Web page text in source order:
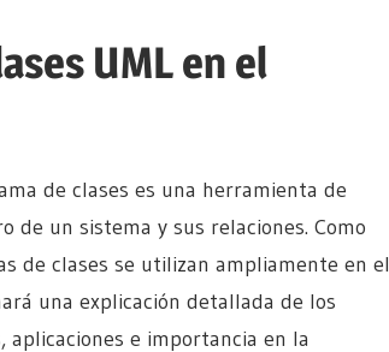
UML en el
de clases es una herramienta de
un sistema y sus relaciones. Como
de clases se utilizan ampliamente en el
una explicación detallada de los
e importancia en la